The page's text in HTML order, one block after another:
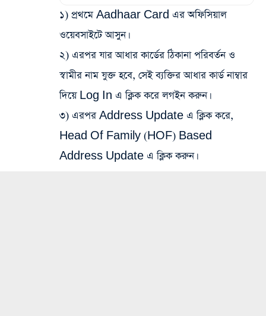
১) প্রথমে Aadhaar Card এর অফিসিয়াল
ওয়েবসাইটে আসুন।
২) এরপর যার আধার কার্ডের ঠিকানা পরিবর্তন ও
স্বামীর নাম যুক্ত হবে, সেই ব্যক্তির আধার কার্ড নাম্বার
দিয়ে Log In এ ক্লিক করে লগইন করুন।
৩) এরপর Address Update এ ক্লিক করে,
Head Of Family (HOF) Based
Address Update এ ক্লিক করুন।